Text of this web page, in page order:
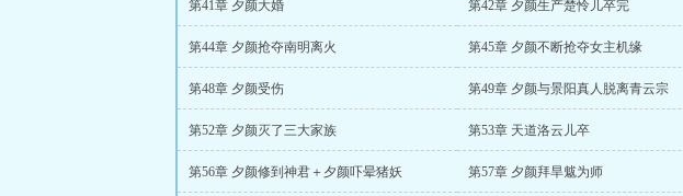
第41章 夕颜大婚 第42章 夕颜生产楚怜儿卒完
第44章 夕颜抢夺南明离火 第45章 夕颜不断抢夺女主机缘
第48章 夕颜受伤 第49章 夕颜与景阳真人脱离青云宗
第52章 夕颜灭了三大家族 第53章 天道洛云儿卒
第56章 夕颜修到神君＋夕颜吓晕猪妖 第57章 夕颜拜旱魃为师